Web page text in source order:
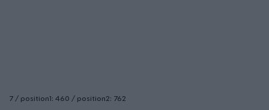
7 / position1: 460 / position2: 762